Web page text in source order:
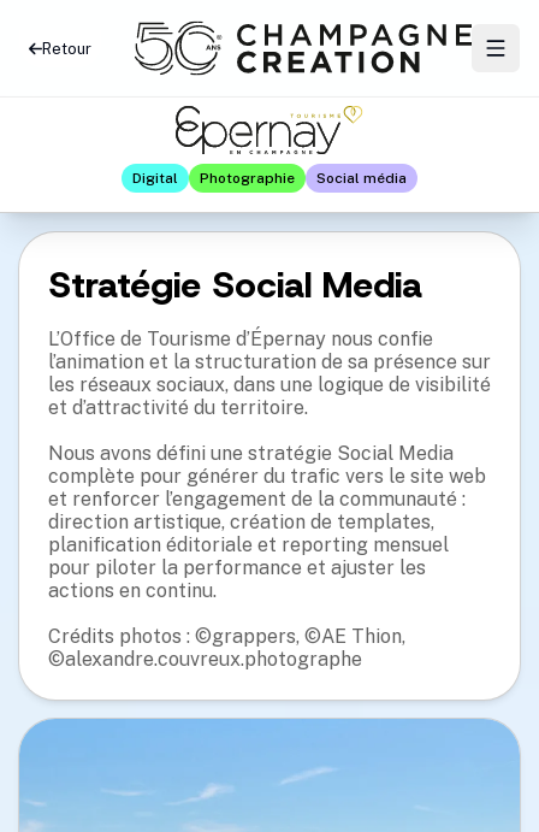
Retour
Digital Photographie Social média
Stratégie Social Media
L’Office de Tourisme d’Épernay nous confie
l’animation et la structuration de sa présence sur
les réseaux sociaux, dans une logique de visibilité
et d’attractivité du territoire.
Nous avons défini une stratégie Social Media
complète pour générer du trafic vers le site web
et renforcer l’engagement de la communauté :
direction artistique, création de templates,
planification éditoriale et reporting mensuel
pour piloter la performance et ajuster les
actions en continu.
Crédits photos : ©grappers, ©AE Thion,
©alexandre.couvreux.photographe